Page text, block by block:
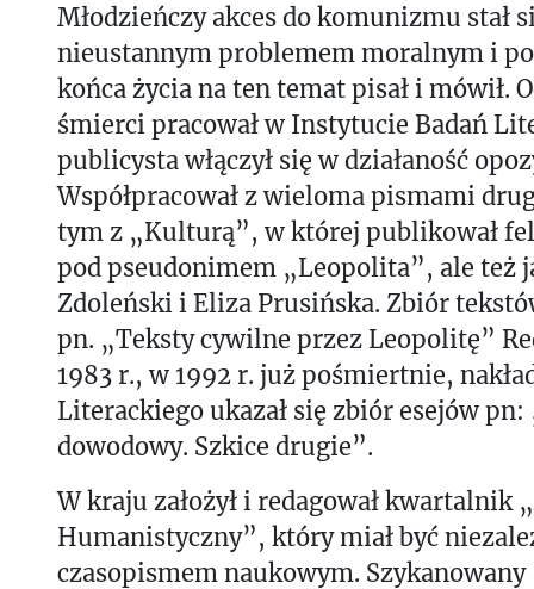
Młodzieńczy akces do komunizmu stał
nieustannym problemem moralnym i
końca życia na ten temat pisał i mówił.
śmierci pracował w Instytucie Badań
publicysta włączył się w działaność
Współpracował z wieloma pismami
tym z „Kulturą”, w której publikował
pod pseudonimem „Leopolita”, ale też
Zdoleński i Eliza Prusińska. Zbiór
pn. „Teksty cywilne przez Leopolitę”
1983 r., w 1992 r. już pośmiertnie,
Literackiego ukazał się zbiór esejów pn:
dowodowy. Szkice drugie”.
W kraju założył i redagował kwartalnik
Humanistyczny”, który miał być
czasopismem naukowym.